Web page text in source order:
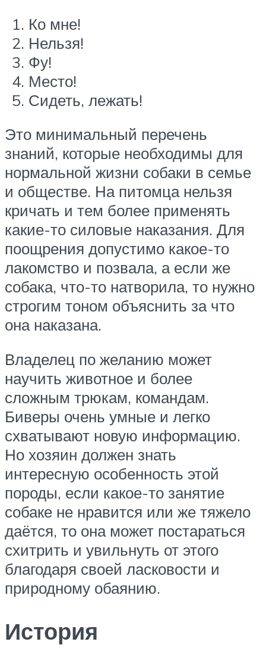
Ко мне!
Нельзя!
Фу!
Место!
Сидеть, лежать!
Это минимальный перечень
знаний, которые необходимы для
нормальной жизни собаки в семье
и обществе. На питомца нельзя
кричать и тем более применять
какие-то силовые наказания. Для
поощрения допустимо какое-то
лакомство и позвала, а если же
собака, что-то натворила, то нужно
строгим тоном объяснить за что
она наказана.
Владелец по желанию может
научить животное и более
сложным трюкам, командам.
Биверы очень умные и легко
схватывают новую информацию.
Но хозяин должен знать
интересную особенность этой
породы, если какое-то занятие
собаке не нравится или же тяжело
даётся, то она может постараться
схитрить и увильнуть от этого
благодаря своей ласковости и
природному обаянию.
История